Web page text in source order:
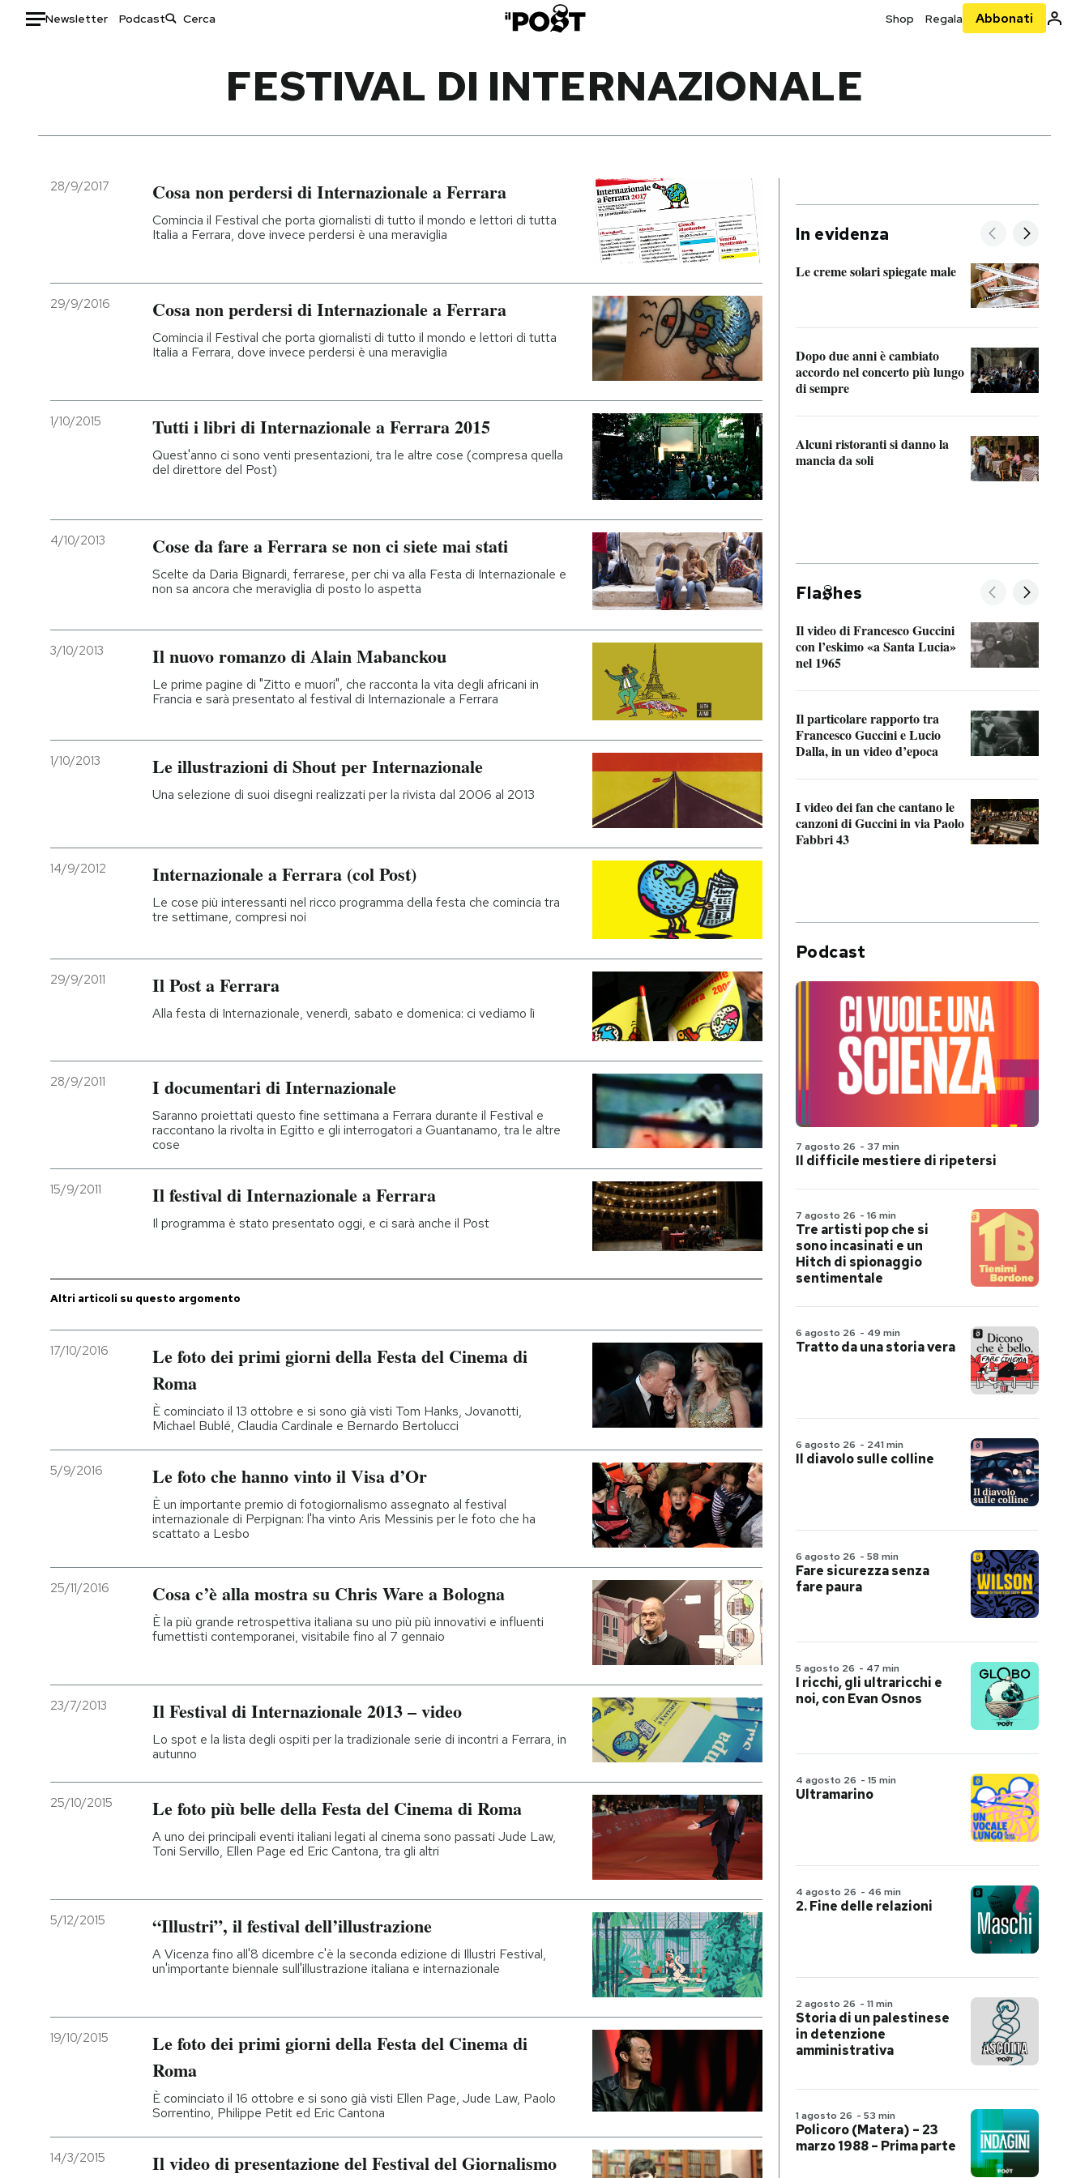
Newsletter Podcast Shop Regala Abbonati
Italia
Politica
Economia
Moda
Storie/Idee
Ok Boomer!
Mondiali calcio 2026
AREA PERSONALE
FESTIVAL DI INTERNAZIONALE
28/9/2017 Cosa non perdersi di Internazionale a Ferrara
Comincia il Festival che porta giornalisti di tutto il mondo e lettori di tutta
Italia a Ferrara, dove invece perdersi è una meraviglia
29/9/2016 Cosa non perdersi di Internazionale a Ferrara
Comincia il Festival che porta giornalisti di tutto il mondo e lettori di tutta
Italia a Ferrara, dove invece perdersi è una meraviglia
1/10/2015 Tutti i libri di Internazionale a Ferrara 2015
Quest'anno ci sono venti presentazioni, tra le altre cose (compresa quella
del direttore del Post)
4/10/2013 Cose da fare a Ferrara se non ci siete mai stati
Scelte da Daria Bignardi, ferrarese, per chi va alla Festa di Internazionale e
non sa ancora che meraviglia di posto lo aspetta
3/10/2013 Il nuovo romanzo di Alain Mabanckou
Le prime pagine di "Zitto e muori", che racconta la vita degli africani in
Francia e sarà presentato al festival di Internazionale a Ferrara
1/10/2013 Le illustrazioni di Shout per Internazionale
Una selezione di suoi disegni realizzati per la rivista dal 2006 al 2013
14/9/2012 Internazionale a Ferrara (col Post)
Le cose più interessanti nel ricco programma della festa che comincia tra
tre settimane, compresi noi
29/9/2011 Il Post a Ferrara
Alla festa di Internazionale, venerdì, sabato e domenica: ci vediamo lì
28/9/2011 I documentari di Internazionale
Saranno proiettati questo fine settimana a Ferrara durante il Festival e
raccontano la rivolta in Egitto e gli interrogatori a Guantanamo, tra le altre
cose
15/9/2011 Il festival di Internazionale a Ferrara
Il programma è stato presentato oggi, e ci sarà anche il Post
Altri articoli su questo argomento
17/10/2016
Le foto dei primi giorni della Festa del Cinema di
Roma
È cominciato il 13 ottobre e si sono già visti Tom Hanks, Jovanotti,
Michael Bublé, Claudia Cardinale e Bernardo Bertolucci
5/9/2016 Le foto che hanno vinto il Visa d’Or
È un importante premio di fotogiornalismo assegnato al festival
internazionale di Perpignan: l'ha vinto Aris Messinis per le foto che ha
scattato a Lesbo
25/11/2016 Cosa c’è alla mostra su Chris Ware a Bologna
È la più grande retrospettiva italiana su uno più più innovativi e influenti
fumettisti contemporanei, visitabile fino al 7 gennaio
23/7/2013 Il Festival di Internazionale 2013 – video
Lo spot e la lista degli ospiti per la tradizionale serie di incontri a Ferrara, in
autunno
25/10/2015 Le foto più belle della Festa del Cinema di Roma
A uno dei principali eventi italiani legati al cinema sono passati Jude Law,
Toni Servillo, Ellen Page ed Eric Cantona, tra gli altri
5/12/2015 “Illustri”, il festival dell’illustrazione
A Vicenza fino all'8 dicembre c'è la seconda edizione di Illustri Festival,
un'importante biennale sull'illustrazione italiana e internazionale
19/10/2015
Le foto dei primi giorni della Festa del Cinema di
Roma
È cominciato il 16 ottobre e si sono già visti Ellen Page, Jude Law, Paolo
Sorrentino, Philippe Petit ed Eric Cantona
14/3/2015
Il video di presentazione del Festival del Giornalismo
In evidenza
Le creme solari spiegate male
Dopo due anni è cambiato
accordo nel concerto più lungo
di sempre
Alcuni ristoranti si danno la
mancia da soli
Fla hes
Il video di Francesco Guccini
con l’eskimo «a Santa Lucia»
nel 1965
Il particolare rapporto tra
Francesco Guccini e Lucio
Dalla, in un video d’epoca
I video dei fan che cantano le
canzoni di Guccini in via Paolo
Fabbri 43
Podcast
7 agosto 26 - 37 min
Il difficile mestiere di ripetersi
7 agosto 26 - 16 min
Tre artisti pop che si
sono incasinati e un
Hitch di spionaggio
sentimentale
6 agosto 26 - 49 min
Tratto da una storia vera
6 agosto 26 - 241 min
Il diavolo sulle colline
6 agosto 26 - 58 min
Fare sicurezza senza
fare paura
5 agosto 26 - 47 min
I ricchi, gli ultraricchi e
noi, con Evan Osnos
4 agosto 26 - 15 min
Ultramarino
4 agosto 26 - 46 min
2. Fine delle relazioni
2 agosto 26 - 11 min
Storia di un palestinese
in detenzione
amministrativa
1 agosto 26 - 53 min
Policoro (Matera) – 23
marzo 1988 – Prima parte